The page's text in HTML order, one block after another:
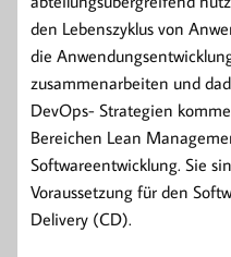
den Lebenszyklus von
die
zusammenarbeiten und
DevOps- Strategien
Bereichen Lean
Softwareentwicklung. Sie
Voraussetzung für den
Delivery (CD).